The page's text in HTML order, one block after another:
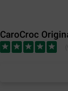
CaroCroc